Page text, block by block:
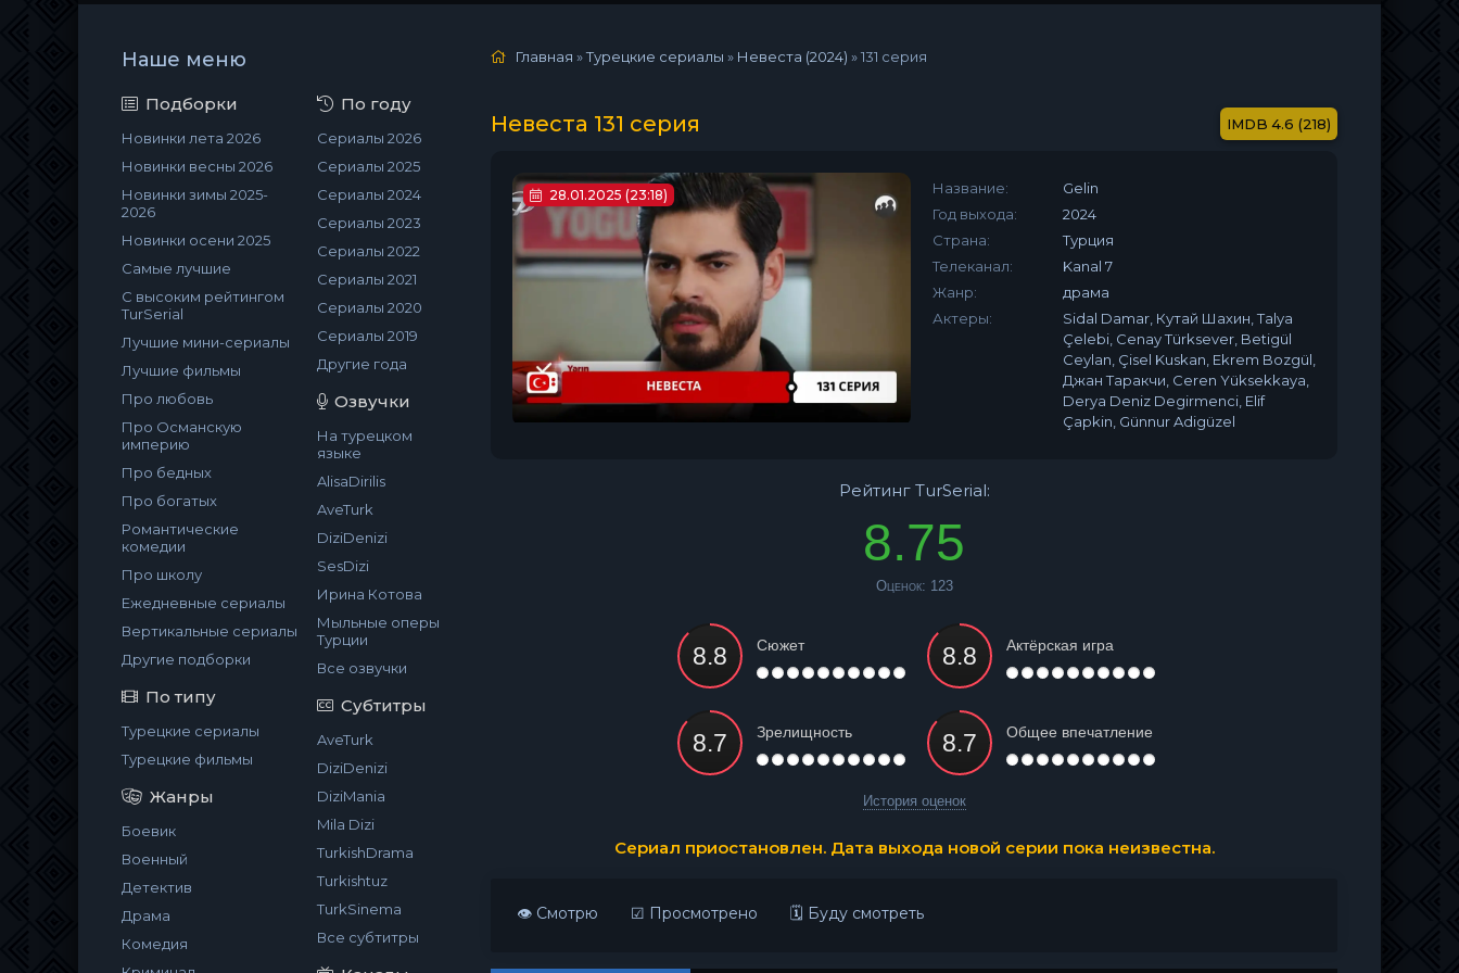
Наше меню
Подборки
Новинки лета 2026
Новинки весны 2026
Новинки зимы 2025-
2026
Новинки осени 2025
Самые лучшие
С высоким рейтингом
TurSerial
Лучшие мини-сериалы
Лучшие фильмы
Про любовь
Про Османскую
империю
Про бедных
Про богатых
Романтические
комедии
Про школу
Ежедневные сериалы
Вертикальные сериалы
Другие подборки
По типу
Турецкие сериалы
Турецкие фильмы
Жанры
Боевик
Военный
Детектив
Драма
Комедия
По году
Сериалы 2026
Сериалы 2025
Сериалы 2024
Сериалы 2023
Сериалы 2022
Сериалы 2021
Сериалы 2020
Сериалы 2019
Другие года
Озвучки
На турецком
языке
AlisaDirilis
AveTurk
DiziDenizi
SesDizi
Ирина Котова
Мыльные оперы
Турции
Все озвучки
Субтитры
AveTurk
DiziDenizi
DiziMania
Mila Dizi
TurkishDrama
Turkishtuz
TurkSinema
Все субтитры
Главная »Турецкие сериалы » Невеста (2024) »131 серия
Невеста 131 серия 4.6 (218)
28.01.2025 (23:18) Название:
Gelin
Год выхода:
2024
Страна:
Турция
Телеканал:
Kanal 7
Жанр:
драма
Актеры:
Sidal Damar, Кутай Шахин, Talya
Çelebi, Cenay Türksever, Betigül
Ceylan, Çisel Kuskan, Ekrem Bozgül,
Джан Таракчи, Ceren Yüksekkaya,
Derya Deniz Degirmenci, Elif
Çapkin, Günnur Adigüzel
Рейтинг TurSerial:
8.75
Оценок: 123
Сюжет Актёрская игра
Зрелищность Общее впечатление
История оценок
Сериал приостановлен. Дата выхода новой серии пока неизвестна.
👁 Смотрю ☑ Просмотрено 🗓 Буду смотреть